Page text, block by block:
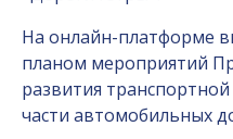
На онлайн-платформе
планом мероприятий
развития
части автомобильных